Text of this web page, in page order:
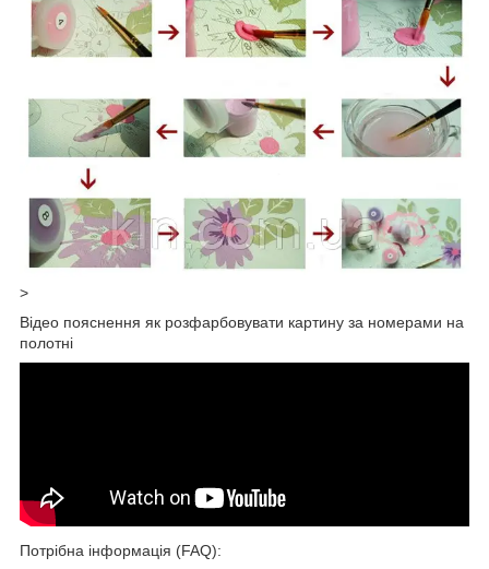
>
Відео пояснення як розфарбовувати картину за номерами на
полотні
Потрібна інформація (FAQ):